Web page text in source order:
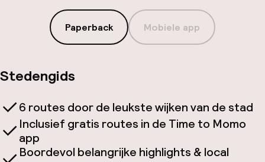
Paperback Mobiele app
Stedengids
6 routes door de leukste wijken van de stad
Inclusief gratis routes in de Time to Momo
app
Boordevol belangrijke highlights & local